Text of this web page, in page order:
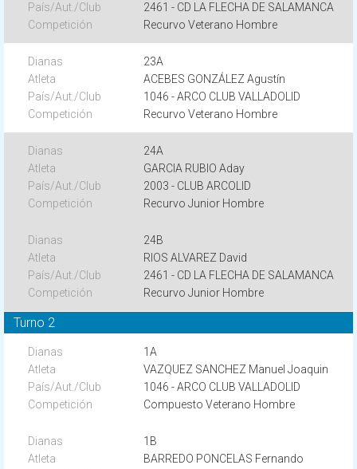
2461 - CD LA FLECHA DE SALAMANCA
Recurvo Veterano Hombre
23A
ACEBES GONZÁLEZ Agustín
1046 - ARCO CLUB VALLADOLID
Recurvo Veterano Hombre
24A
GARCIA RUBIO Aday
2003 - CLUB ARCOLID
Recurvo Junior Hombre
24B
RIOS ALVAREZ David
2461 - CD LA FLECHA DE SALAMANCA
Recurvo Junior Hombre
Turno 2
1A
VAZQUEZ SANCHEZ Manuel Joaquin
1046 - ARCO CLUB VALLADOLID
Compuesto Veterano Hombre
1B
BARREDO PONCELAS Fernando